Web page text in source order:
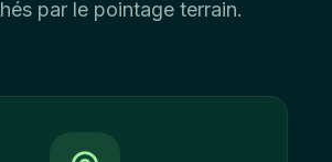
par le pointage terrain.